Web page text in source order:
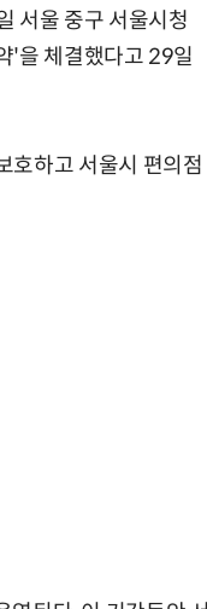
서울 중구 서울시청
'을 체결했다고 29일
호하고 서울시 편의점